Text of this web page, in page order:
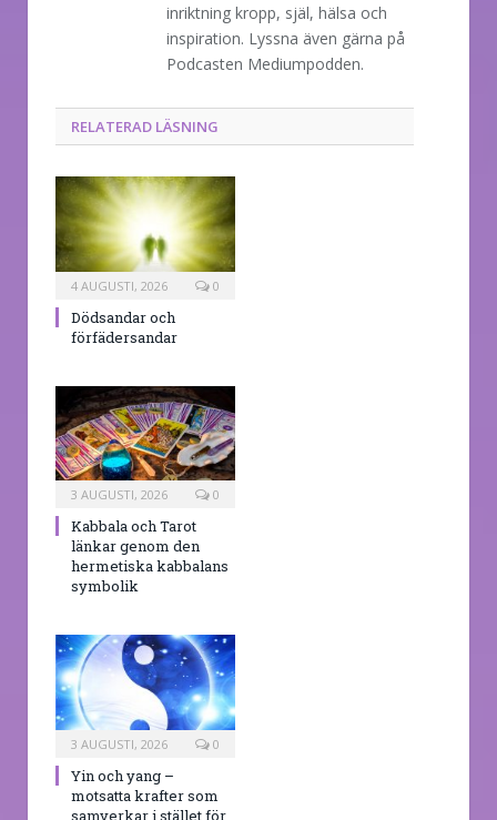
inriktning kropp, själ, hälsa och
inspiration. Lyssna även gärna på
Podcasten Mediumpodden.
RELATERAD LÄSNING
4 AUGUSTI, 2026 0
Dödsandar och
förfädersandar
3 AUGUSTI, 2026 0
Kabbala och Tarot
länkar genom den
hermetiska kabbalans
symbolik
3 AUGUSTI, 2026 0
Yin och yang –
motsatta krafter som
samverkar i stället för